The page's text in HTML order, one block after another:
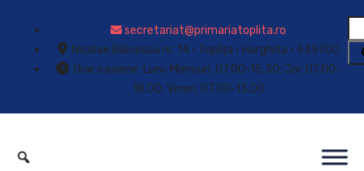
secretariat@primariatoplita.ro
Nicolae Bălcescu nr. 14 • Toplița • Harghita • 535700
Orar casierie: Luni-Miercuri: 07.00-15.30; Joi: 07.00-
18.00; Vineri: 07.00-13.00